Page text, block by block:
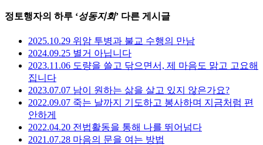
정토행자의 하루 ‘성동지회’ 다른 게시글
2025.10.29 위암 투병과 불교 수행의 만남
2024.09.25 별거 아닙니다
2023.11.06 도량을 쓸고 닦으면서, 제 마음도 맑고 고요해
집니다
2023.07.07 남이 원하는 삶을 살고 있지 않은가요?
2022.09.07 죽는 날까지 기도하고 봉사하며 지금처럼 편
안하게
2022.04.20 전법활동을 통해 나를 뛰어넘다
2021.07.28 마음의 문을 여는 방법